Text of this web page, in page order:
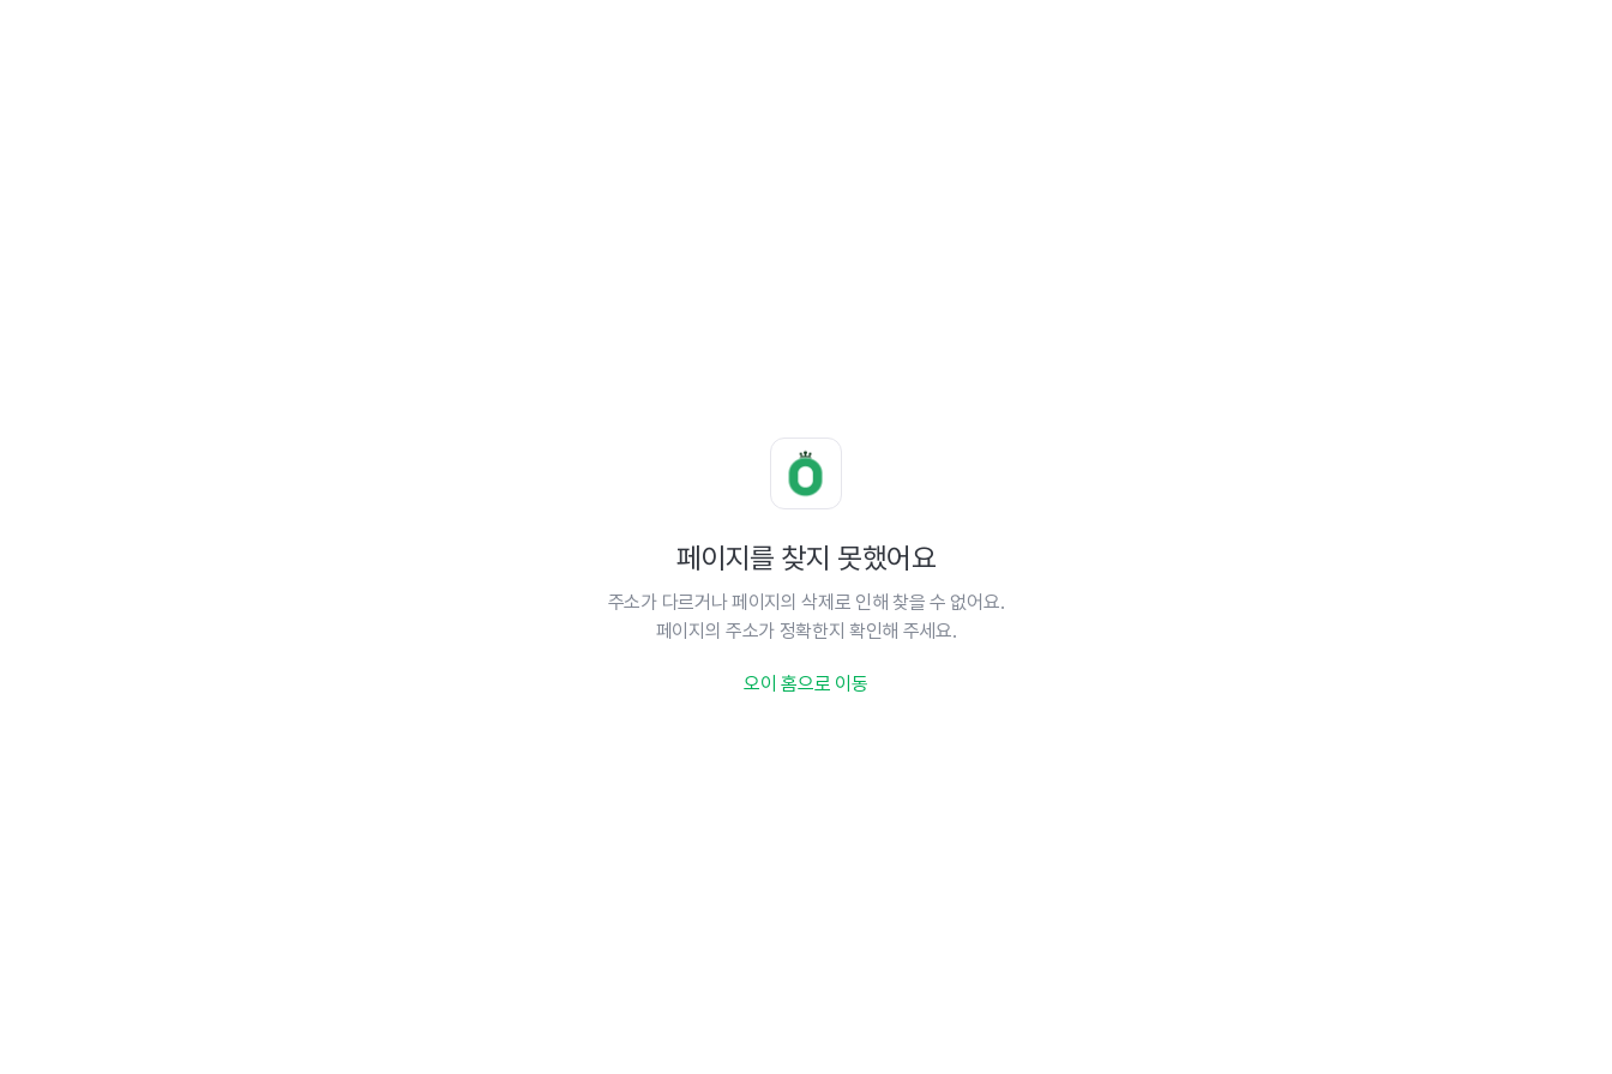
페이지를 찾지 못했어요
주소가 다르거나 페이지의 삭제로 인해 찾을 수 없어요.
페이지의 주소가 정확한지 확인해 주세요.
오이 홈으로 이동